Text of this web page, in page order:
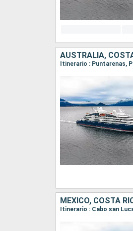
AUSTRALIA,
MÉXICO, COSTA
Itinerario : Cabo san